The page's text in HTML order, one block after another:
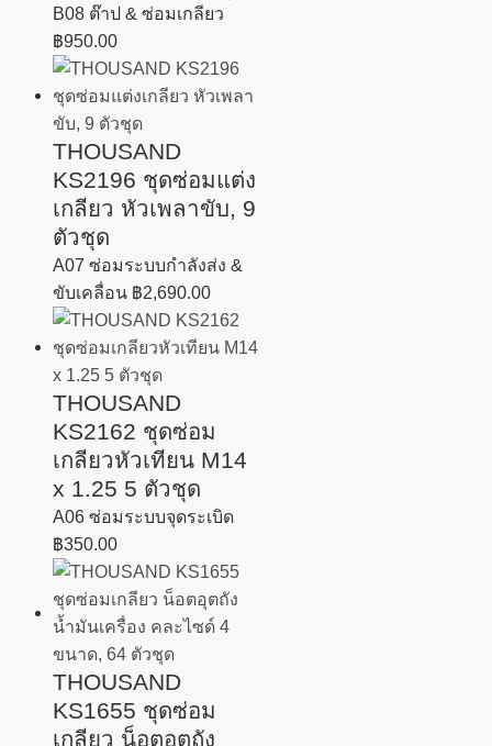
B08 ต๊าป & ซ่อมเกลียว
฿950.00
THOUSAND
KS2196 ชุดซ่อมแต่ง
เกลียว หัวเพลาขับ, 9
ตัวชุด
A07 ซ่อมระบบกำลังส่ง &
ขับเคลื่อน ฿2,690.00
THOUSAND
KS2162 ชุดซ่อม
เกลียวหัวเทียน M14
x 1.25 5 ตัวชุด
A06 ซ่อมระบบจุดระเบิด
฿350.00
THOUSAND
KS1655 ชุดซ่อม
เกลียว น็อตอุตถัง